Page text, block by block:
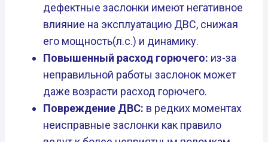
дефектные заслонки имеют негативное
влияние на эксплуатацию ДВС, снижая
его мощность(л.с.) и динамику.
Повышенный расход горючего: из-за
неправильной работы заслонок может
даже возрасти расход горючего.
Повреждение ДВС: в редких моментах
неисправные заслонки как правило